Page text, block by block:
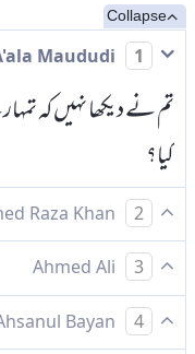
Collapse
1
تم نے دیکھا نہیں کہ
کیا؟
2
اے محبوب! کیا تم نے
کیا حال کیا
3
کیا آپ نے نہیں
4